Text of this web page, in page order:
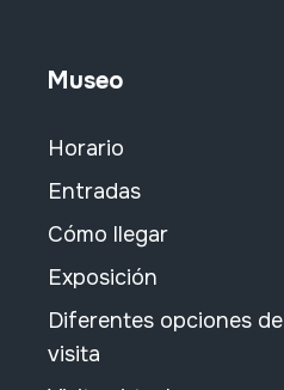
Museo
Horario
Entradas
Cómo llegar
Exposición
Diferentes opciones de
visita